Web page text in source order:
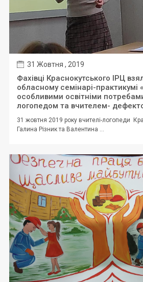
31 Жовтня , 2019
Фахівці Краснокутського ІРЦ
обласному семінарі-практикумі
особливими освітніми
логопедом та вчителем-
31 жовтня 2019 року вчителі-логопеди
Галина Різник та Валентина ...